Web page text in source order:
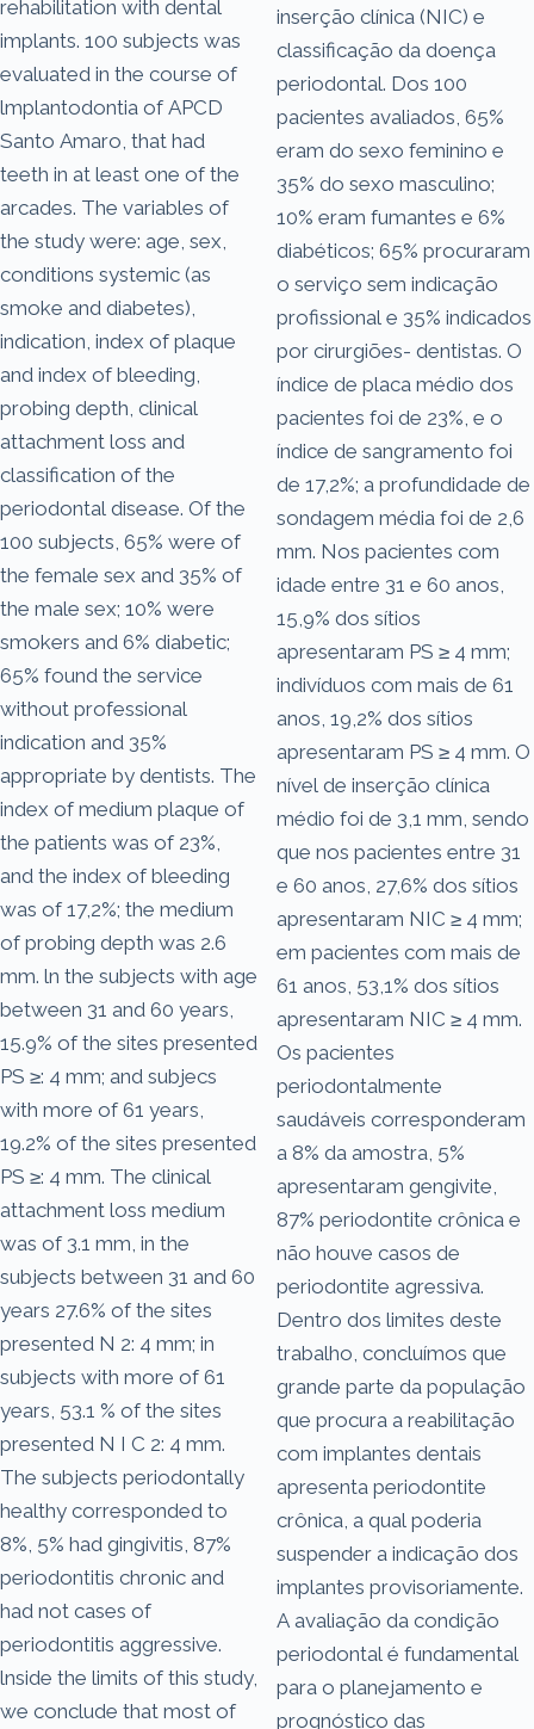
rehabilitation with dental
implants. 100 subjects was
evaluated in the course of
lmplantodontia of APCD
Santo Amaro, that had
teeth in at least one of the
arcades. The variables of
the study were: age, sex,
conditions systemic (as
smoke and diabetes),
indication, index of plaque
and index of bleeding,
probing depth, clinical
attachment loss and
classification of the
periodontal disease. Of the
100 subjects, 65% were of
the female sex and 35% of
the male sex; 10% were
smokers and 6% diabetic;
65% found the service
without professional
indication and 35%
appropriate by dentists. The
index of medium plaque of
the patients was of 23%,
and the index of bleeding
was of 17,2%; the medium
of probing depth was 2.6
mm. ln the subjects with age
between 31 and 60 years,
15.9% of the sites presented
PS ≥: 4 mm; and subjecs
with more of 61 years,
19.2% of the sites presented
PS ≥: 4 mm. The clinical
attachment loss medium
was of 3.1 mm, in the
subjects between 31 and 60
years 27.6% of the sites
presented N 2: 4 mm; in
subjects with more of 61
years, 53.1 % of the sites
presented N I C 2: 4 mm.
The subjects periodontally
healthy corresponded to
8%, 5% had gingivitis, 87%
periodontitis chronic and
had not cases of
periodontitis aggressive.
lnside the limits of this study,
we conclude that most of
inserção clínica (NIC) e
classificação da doença
periodontal. Dos 100
pacientes avaliados, 65%
eram do sexo feminino e
35% do sexo masculino;
10% eram fumantes e 6%
diabéticos; 65% procuraram
o serviço sem indicação
profissional e 35% indicados
por cirurgiões- dentistas. O
índice de placa médio dos
pacientes foi de 23%, e o
índice de sangramento foi
de 17,2%; a profundidade de
sondagem média foi de 2,6
mm. Nos pacientes com
idade entre 31 e 60 anos,
15,9% dos sítios
apresentaram PS ≥ 4 mm;
indivíduos com mais de 61
anos, 19,2% dos sítios
apresentaram PS ≥ 4 mm. O
nível de inserção clínica
médio foi de 3,1 mm, sendo
que nos pacientes entre 31
e 60 anos, 27,6% dos sítios
apresentaram NIC ≥ 4 mm;
em pacientes com mais de
61 anos, 53,1% dos sítios
apresentaram NIC ≥ 4 mm.
Os pacientes
periodontalmente
saudáveis corresponderam
a 8% da amostra, 5%
apresentaram gengivite,
87% periodontite crônica e
não houve casos de
periodontite agressiva.
Dentro dos limites deste
trabalho, concluímos que
grande parte da população
que procura a reabilitação
com implantes dentais
apresenta periodontite
crônica, a qual poderia
suspender a indicação dos
implantes provisoriamente.
A avaliação da condição
periodontal é fundamental
para o planejamento e
prognóstico das